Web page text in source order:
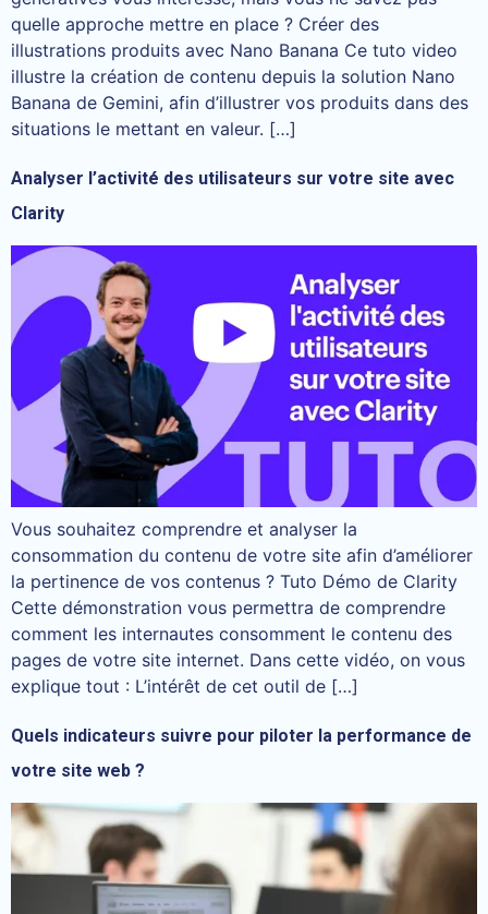
quelle approche mettre en place ? Créer des
illustrations produits avec Nano Banana Ce tuto video
illustre la création de contenu depuis la solution Nano
Banana de Gemini, afin d’illustrer vos produits dans des
situations le mettant en valeur. […]
Analyser l’activité des utilisateurs sur votre site avec
Clarity
Vous souhaitez comprendre et analyser la
consommation du contenu de votre site afin d’améliorer
la pertinence de vos contenus ? Tuto Démo de Clarity
Cette démonstration vous permettra de comprendre
comment les internautes consomment le contenu des
pages de votre site internet. Dans cette vidéo, on vous
explique tout : L’intérêt de cet outil de […]
Quels indicateurs suivre pour piloter la performance de
votre site web ?